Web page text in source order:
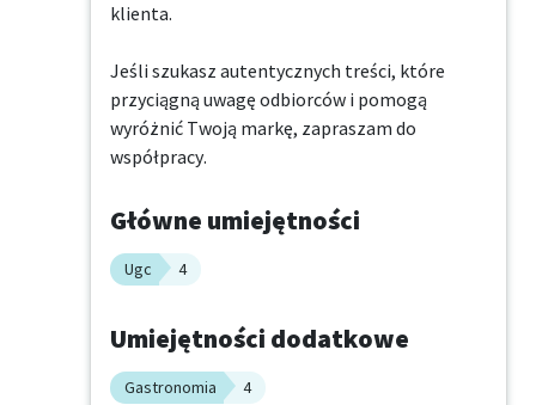
klienta.
Jeśli szukasz autentycznych treści, które
przyciągną uwagę odbiorców i pomogą
wyróżnić Twoją markę, zapraszam do
współpracy.
Główne umiejętności
Ugc 4
Umiejętności dodatkowe
Gastronomia 4